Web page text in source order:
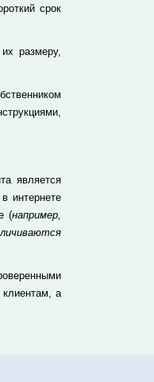
срок
размеру,
является
интернете
(например,
клиентам, а